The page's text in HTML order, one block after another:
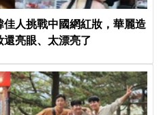
人挑戰中國網紅妝，華麗造
亮眼、太漂亮了